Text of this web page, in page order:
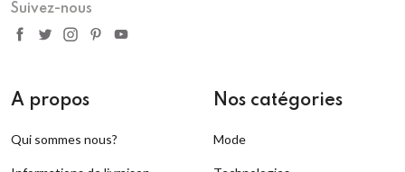
Suivez-nous
A propos
Qui sommes nous?
Nos catégories
Mode